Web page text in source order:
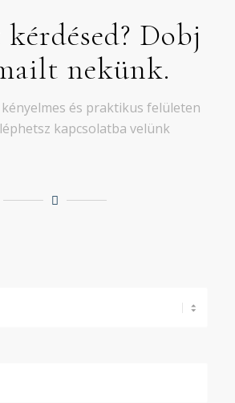
Dobj
nekünk.
kényelmes és praktikus felületen
kapcsolatba velünk